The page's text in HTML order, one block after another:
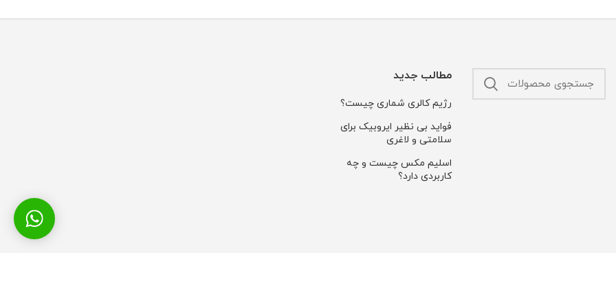
مطالب جدید
رژیم کالری شماری چیست؟
فواید بی نظیر ایروبیک برای
سلامتی و لاغری
اسلیم مکس چیست و چه
کاربردی دارد؟